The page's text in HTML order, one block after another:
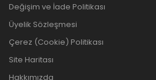
Değişim ve İade Politikası
Üyelik Sözleşmesi
Çerez (Cookie) Politikası
Site Haritası
Hakkımızda